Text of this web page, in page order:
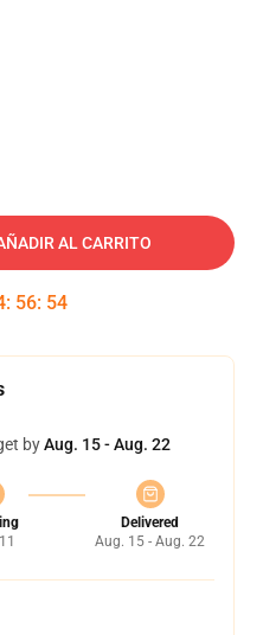
AL CARRITO
: 56: 54
byAug. 15 - Aug. 22
Delivered
Aug. 15 - Aug. 22